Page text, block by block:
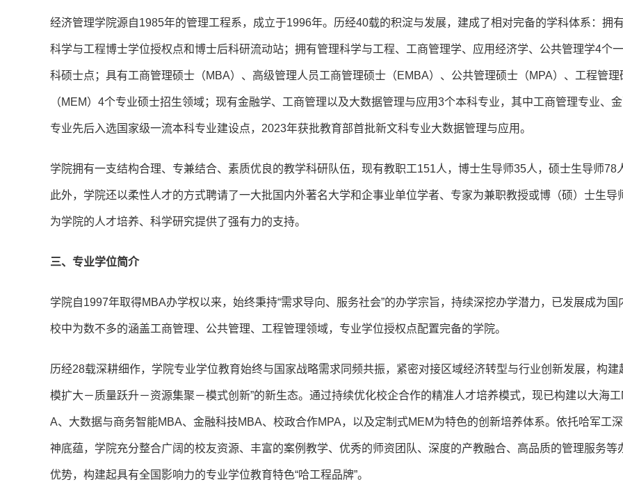
经济管理学院源自1985年的管理工程系，成立于1996年。历经40载的积淀与发展，建成了相对完备的学科体系：拥
科学与工程博士学位授权点和博士后科研流动站；拥有管理科学与工程、工商管理学、应用经济学、公共管理学4个
科硕士点；具有工商管理硕士（MBA）、高级管理人员工商管理硕士（EMBA）、公共管理硕士（MPA）、工程管理
（MEM）4个专业硕士招生领域；现有金融学、工商管理以及大数据管理与应用3个本科专业，其中工商管理专业、
专业先后入选国家级一流本科专业建设点，2023年获批教育部首批新文科专业大数据管理与应用。
学院拥有一支结构合理、专兼结合、素质优良的教学科研队伍，现有教职工151人，博士生导师35人，硕士生导师78
此外，学院还以柔性人才的方式聘请了一大批国内外著名大学和企事业单位学者、专家为兼职教授或博（硕）士生导
为学院的人才培养、科学研究提供了强有力的支持。
三、专业学位简介
学院自1997年取得MBA办学权以来，始终秉持“需求导向、服务社会”的办学宗旨，持续深挖办学潜力，已发展成为国
校中为数不多的涵盖工商管理、公共管理、工程管理领域，专业学位授权点配置完备的学院。
历经28载深耕细作，学院专业学位教育始终与国家战略需求同频共振，紧密对接区域经济转型与行业创新发展，构建
模扩大－质量跃升－资源集聚－模式创新”的新生态。通过持续优化校企合作的精准人才培养模式，现已构建以大海
A、大数据与商务智能MBA、金融科技MBA、校政合作MPA，以及定制式MEM为特色的创新培养体系。依托哈军工
神底蕴，学院充分整合广阔的校友资源、丰富的案例教学、优秀的师资团队、深度的产教融合、高品质的管理服务等
优势，构建起具有全国影响力的专业学位教育特色“哈工程品牌”。